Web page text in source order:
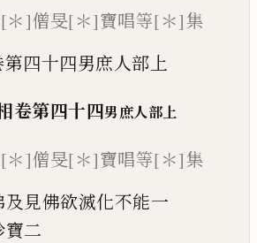
＊]僧旻[＊]寶唱等[＊]集
四十四男庶人部上
卷第四十四男庶人部 上
[＊]僧旻[＊]寶唱等[＊]集
及 見佛欲滅化不能一
寶二